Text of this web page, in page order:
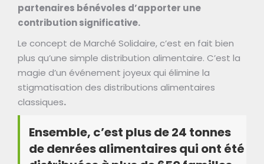
partenaires bénévoles d’apporter une
contribution significative.
Le concept de Marché Solidaire, c’est en fait bien
plus qu’une simple distribution alimentaire. C’est la
magie d’un événement joyeux qui élimine la
stigmatisation des distributions alimentaires
classiques.
Ensemble, c’est plus de 24 tonnes
de denrées alimentaires qui ont été